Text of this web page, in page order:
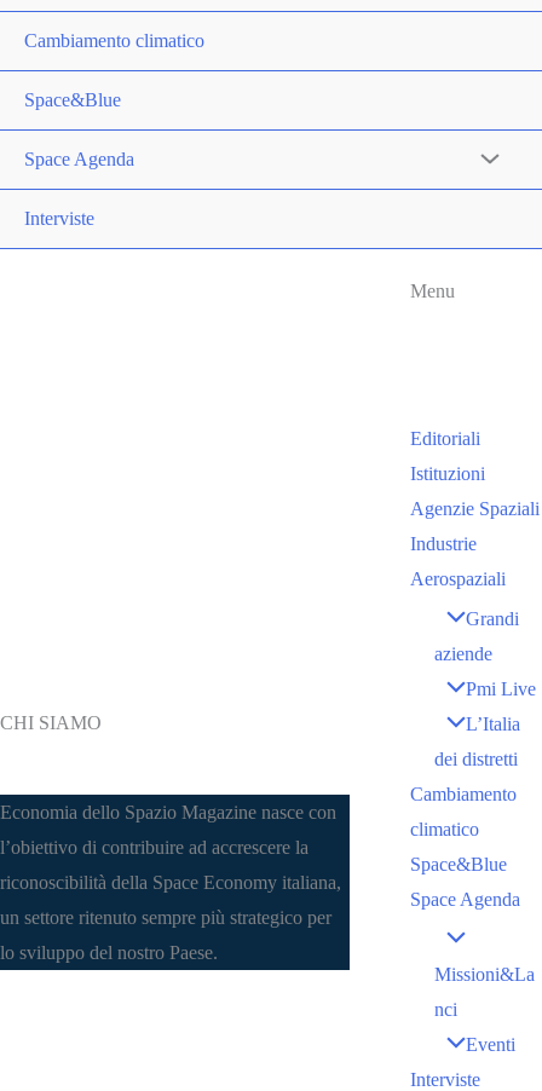
Cambiamento climatico
Space&Blue
Space Agenda
Interviste
CHI SIAMO
Economia dello Spazio Magazine nasce con
l’obiettivo di contribuire ad accrescere la
riconoscibilità della Space Economy italiana,
un settore ritenuto sempre più strategico per
lo sviluppo del nostro Paese.
Menu
Editoriali
Istituzioni
Agenzie Spaziali
Industrie
Aerospaziali
Grandi
aziende
Pmi Live
L’Italia
dei distretti
Cambiamento
climatico
Space&Blue
Space Agenda
Missioni&La
nci
Eventi
Interviste